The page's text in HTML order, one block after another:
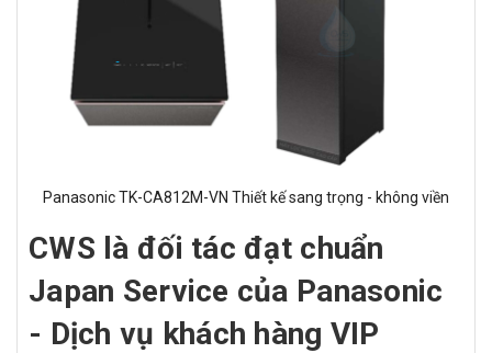
Panasonic TK-CA812M-VN Thiết kế sang trọng - không viền
CWS là đối tác đạt chuẩn
Japan Service của Panasonic
- Dịch vụ khách hàng VIP